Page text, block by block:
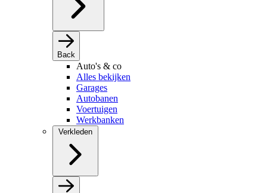
Back
Auto's & co
Alles bekijken
Garages
Autobanen
Voertuigen
Werkbanken
Verkleden